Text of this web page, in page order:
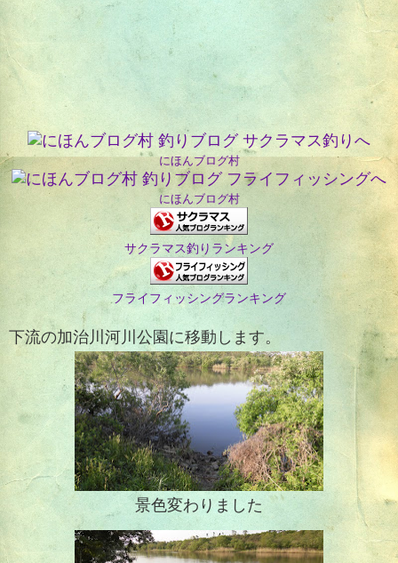
にほんブログ村
にほんブログ村
サクラマス釣りランキング
フライフィッシングランキング
下流の加治川河川公園に移動します。
景色変わりました